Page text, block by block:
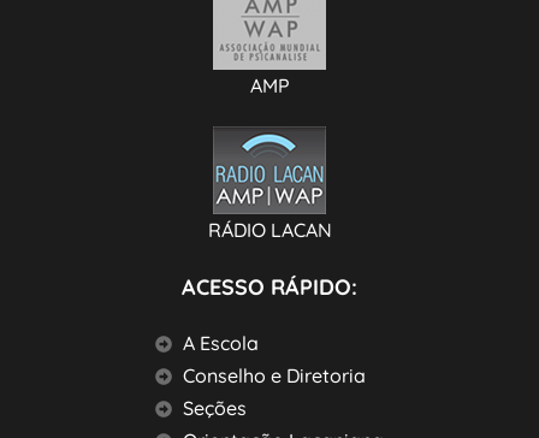
AMP
RÁDIO LACAN
ACESSO RÁPIDO:
A Escola
Conselho e Diretoria
Seções